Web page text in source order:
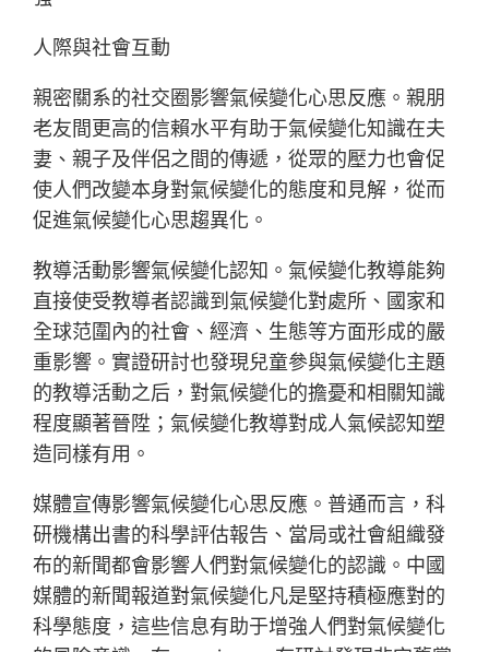
人際與社會互動
親密關系的社交圈影響氣候變化心思反應。親朋
老友間更高的信賴水平有助于氣候變化知識在夫
妻、親子及伴侶之間的傳遞，從眾的壓力也會促
使人們改變本身對氣候變化的態度和見解，從而
促進氣候變化心思趨異化。
教導活動影響氣候變化認知。氣候變化教導能夠
直接使受教導者認識到氣候變化對處所、國家和
全球范圍內的社會、經濟、生態等方面形成的嚴
重影響。實證研討也發現兒童參與氣候變化主題
的教導活動之后，對氣候變化的擔憂和相關知識
程度顯著晉陞；氣候變化教導對成人氣候認知塑
造同樣有用。
媒體宣傳影響氣候變化心思反應。普通而言，科
研機構出書的科學評估報告、當局或社會組織發
布的新聞都會影響人們對氣候變化的認識。中國
媒體的新聞報道對氣候變化凡是堅持積極應對的
科學態度，這些信息有助于增強人們對氣候變化